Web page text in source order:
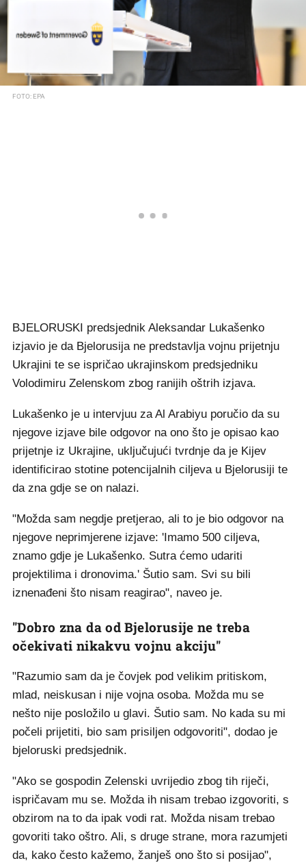
FOTO: EPA
BJELORUSKI predsjednik Aleksandar Lukašenko
izjavio je da Bjelorusija ne predstavlja vojnu prijetnju
Ukrajini te se ispričao ukrajinskom predsjedniku
Volodimiru Zelenskom zbog ranijih oštrih izjava.
Lukašenko je u intervjuu za Al Arabiyu poručio da su
njegove izjave bile odgovor na ono što je opisao kao
prijetnje iz Ukrajine, uključujući tvrdnje da je Kijev
identificirao stotine potencijalnih ciljeva u Bjelorusiji te
da zna gdje se on nalazi.
"Možda sam negdje pretjerao, ali to je bio odgovor na
njegove neprimjerene izjave: 'Imamo 500 ciljeva,
znamo gdje je Lukašenko. Sutra ćemo udariti
projektilima i dronovima.' Šutio sam. Svi su bili
iznenađeni što nisam reagirao", naveo je.
"Dobro zna da od Bjelorusije ne treba
očekivati nikakvu vojnu akciju"
"Razumio sam da je čovjek pod velikim pritiskom,
mlad, neiskusan i nije vojna osoba. Možda mu se
nešto nije posložilo u glavi. Šutio sam. No kada su mi
počeli prijetiti, bio sam prisiljen odgovoriti", dodao je
bjeloruski predsjednik.
"Ako se gospodin Zelenski uvrijedio zbog tih riječi,
ispričavam mu se. Možda ih nisam trebao izgovoriti, s
obzirom na to da ipak vodi rat. Možda nisam trebao
govoriti tako oštro. Ali, s druge strane, mora razumjeti
da, kako često kažemo, žanješ ono što si posijao",